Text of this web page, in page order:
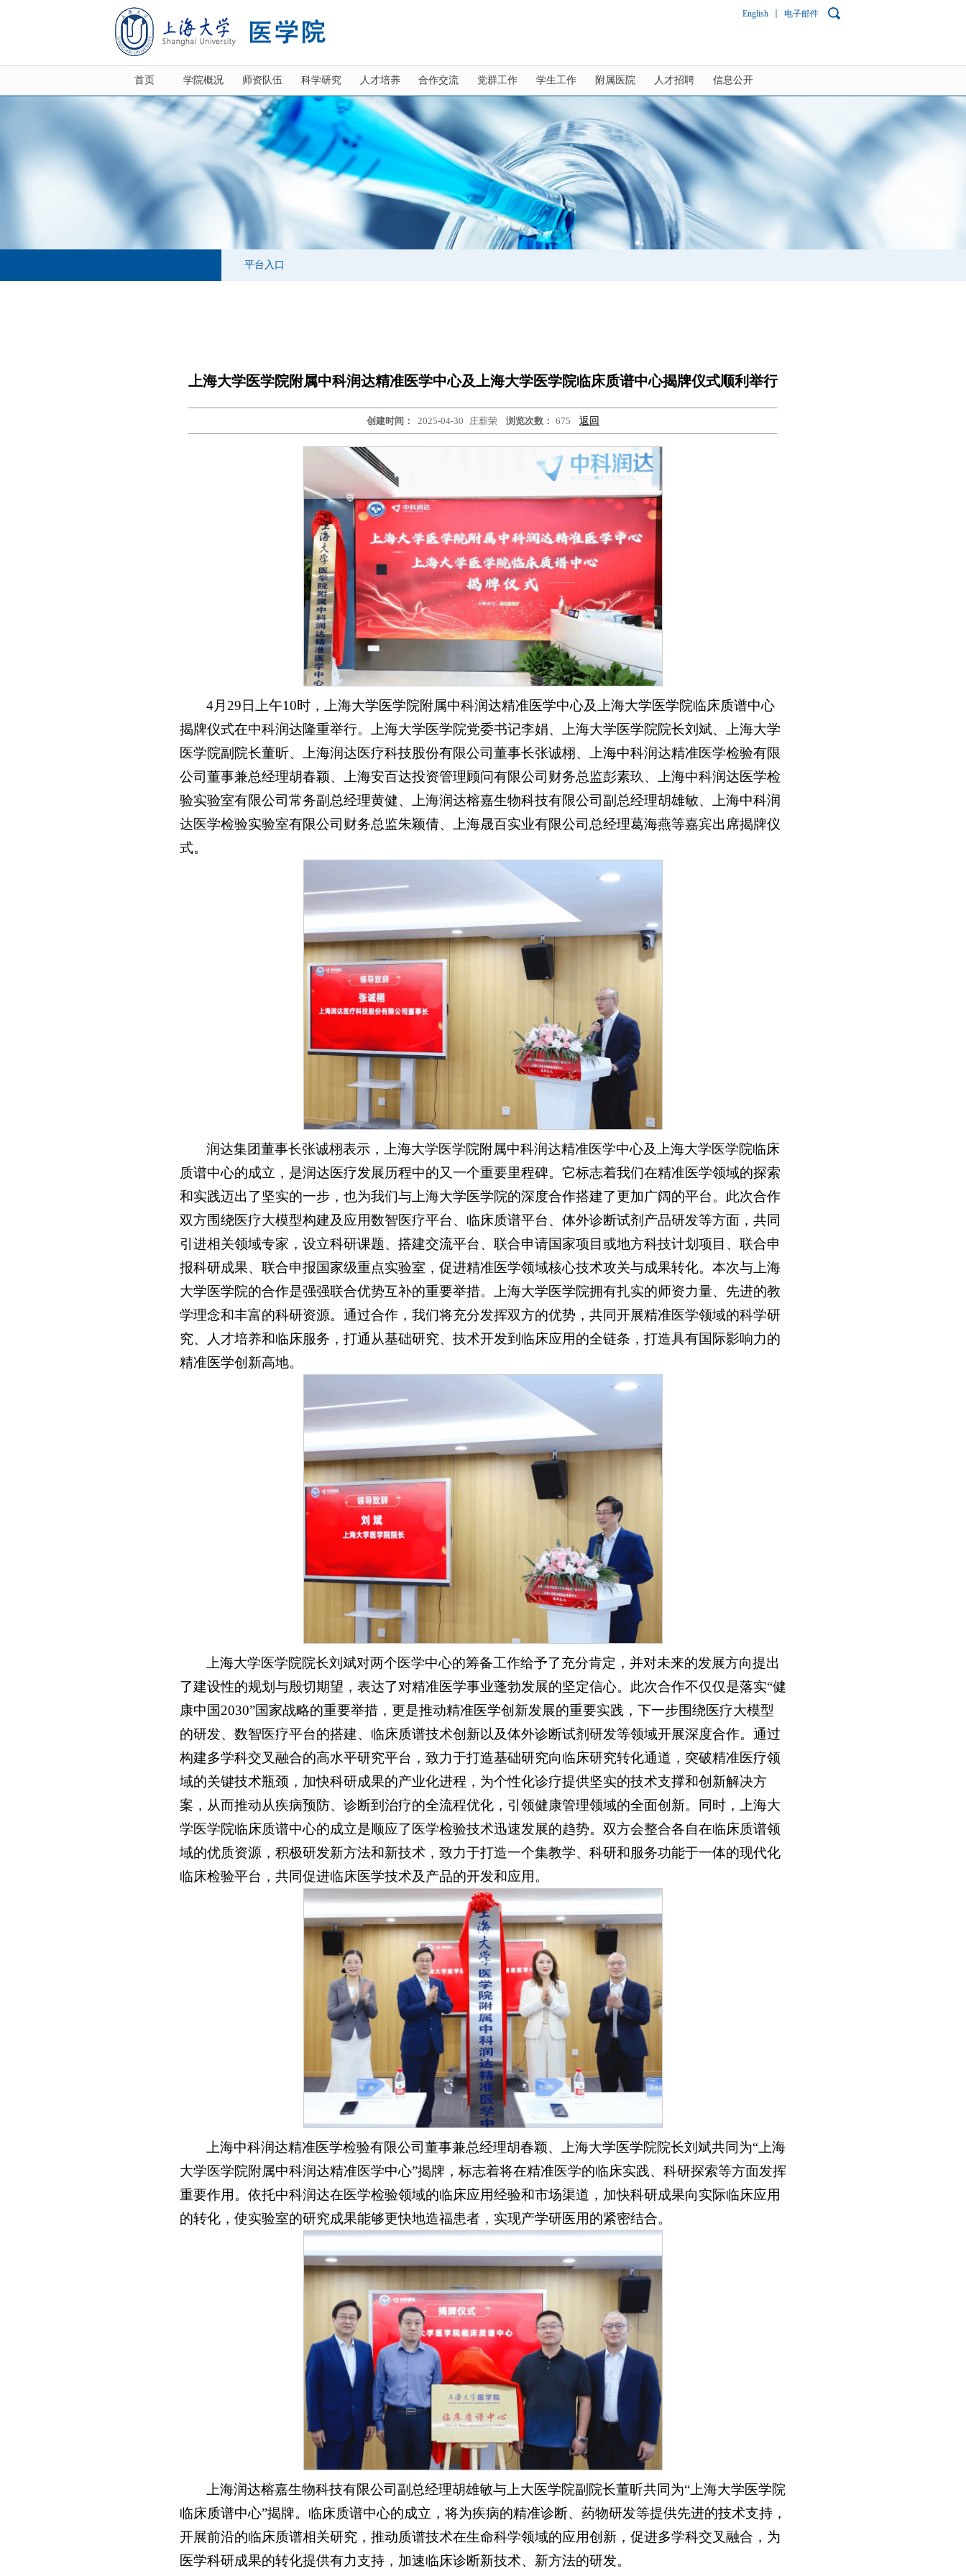
English 电子邮件
首页 学院概况 师资队伍 科学研究 人才培养 合作交流 党群工作 学生工作 附属医院 人才招聘 信息公开
平台入口
上海大学医学院附属中科润达精准医学中心及上海大学医学院临床质谱中心揭牌仪式顺利举行
创建时间： 2025-04-30 庄薪荣 浏览次数： 675 返回
4月29日上午10时，上海大学医学院附属中科润达精准医学中心及上海大学医学院临床质谱中心
揭牌仪式在中科润达隆重举行。上海大学医学院党委书记李娟、上海大学医学院院长刘斌、上海大学
医学院副院长董昕、上海润达医疗科技股份有限公司董事长张诚栩、上海中科润达精准医学检验有限
公司董事兼总经理胡春颖、上海安百达投资管理顾问有限公司财务总监彭素玖、上海中科润达医学检
验实验室有限公司常务副总经理黄健、上海润达榕嘉生物科技有限公司副总经理胡雄敏、上海中科润
达医学检验实验室有限公司财务总监朱颖倩、上海晟百实业有限公司总经理葛海燕等嘉宾出席揭牌仪
式。
润达集团董事长张诚栩表示，上海大学医学院附属中科润达精准医学中心及上海大学医学院临床
质谱中心的成立，是润达医疗发展历程中的又一个重要里程碑。它标志着我们在精准医学领域的探索
和实践迈出了坚实的一步，也为我们与上海大学医学院的深度合作搭建了更加广阔的平台。此次合作
双方围绕医疗大模型构建及应用数智医疗平台、临床质谱平台、体外诊断试剂产品研发等方面，共同
引进相关领域专家，设立科研课题、搭建交流平台、联合申请国家项目或地方科技计划项目、联合申
报科研成果、联合申报国家级重点实验室，促进精准医学领域核心技术攻关与成果转化。本次与上海
大学医学院的合作是强强联合优势互补的重要举措。上海大学医学院拥有扎实的师资力量、先进的教
学理念和丰富的科研资源。通过合作，我们将充分发挥双方的优势，共同开展精准医学领域的科学研
究、人才培养和临床服务，打通从基础研究、技术开发到临床应用的全链条，打造具有国际影响力的
精准医学创新高地。
上海大学医学院院长刘斌对两个医学中心的筹备工作给予了充分肯定，并对未来的发展方向提出
了建设性的规划与殷切期望，表达了对精准医学事业蓬勃发展的坚定信心。此次合作不仅仅是落实“健
康中国2030”国家战略的重要举措，更是推动精准医学创新发展的重要实践，下一步围绕医疗大模型
的研发、数智医疗平台的搭建、临床质谱技术创新以及体外诊断试剂研发等领域开展深度合作。通过
构建多学科交叉融合的高水平研究平台，致力于打造基础研究向临床研究转化通道，突破精准医疗领
域的关键技术瓶颈，加快科研成果的产业化进程，为个性化诊疗提供坚实的技术支撑和创新解决方
案，从而推动从疾病预防、诊断到治疗的全流程优化，引领健康管理领域的全面创新。同时，上海大
学医学院临床质谱中心的成立是顺应了医学检验技术迅速发展的趋势。双方会整合各自在临床质谱领
域的优质资源，积极研发新方法和新技术，致力于打造一个集教学、科研和服务功能于一体的现代化
临床检验平台，共同促进临床医学技术及产品的开发和应用。
上海中科润达精准医学检验有限公司董事兼总经理胡春颖、上海大学医学院院长刘斌共同为“上海
大学医学院附属中科润达精准医学中心”揭牌，标志着将在精准医学的临床实践、科研探索等方面发挥
重要作用。依托中科润达在医学检验领域的临床应用经验和市场渠道，加快科研成果向实际临床应用
的转化，使实验室的研究成果能够更快地造福患者，实现产学研医用的紧密结合。
上海润达榕嘉生物科技有限公司副总经理胡雄敏与上大医学院副院长董昕共同为“上海大学医学院
临床质谱中心”揭牌。临床质谱中心的成立，将为疾病的精准诊断、药物研发等提供先进的技术支持，
开展前沿的临床质谱相关研究，推动质谱技术在生命科学领域的应用创新，促进多学科交叉融合，为
医学科研成果的转化提供有力支持，加速临床诊断新技术、新方法的研发。